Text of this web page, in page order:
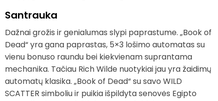
Santrauka
Dažnai grožis ir genialumas slypi paprastume. „Book of
Dead“ yra gana paprastas, 5×3 lošimo automatas su
vienu bonuso raundu bei kiekvienam suprantama
mechanika. Tačiau Rich Wilde nuotykiai jau yra žaidimų
automatų klasika. „Book of Dead“ su savo WILD
SCATTER simboliu ir puikia išpildyta senovės Egipto